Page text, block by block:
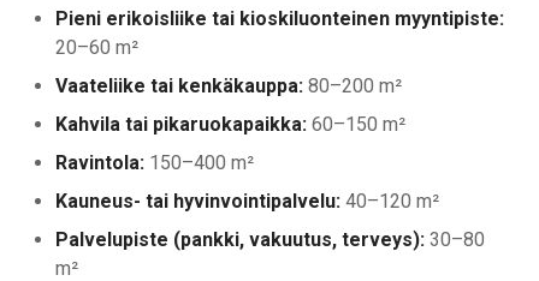
Pieni erikoisliike tai kioskiluonteinen myyntipiste:
20–60 m²
Vaateliike tai kenkäkauppa: 80–200 m²
Kahvila tai pikaruokapaikka: 60–150 m²
Ravintola: 150–400 m²
Kauneus- tai hyvinvointipalvelu: 40–120 m²
Palvelupiste (pankki, vakuutus, terveys): 30–80
m²